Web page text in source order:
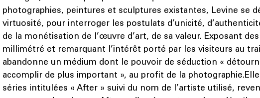
photographies, peintures et sculptures existantes, Levine se
virtuosité, pour interroger les postulats d’unicité,
de la monétisation de l’œuvre d’art, de sa valeur. Exposant
millimétré et remarquant l’intérêt porté par les visiteurs au
abandonne un médium dont le pouvoir de séduction «
accomplir de plus important », au profit de la
séries intitulées « After » suivi du nom de l’artiste utilisé,